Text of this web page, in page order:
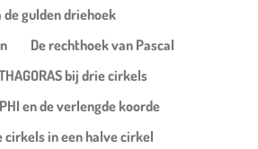
de gulden driehoek
De rechthoek van Pascal
bij drie cirkels
PHI en de verlengde koorde
cirkels in een halve cirkel